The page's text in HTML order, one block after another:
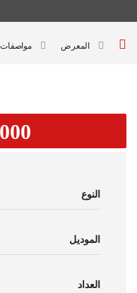
المعرض مواصفات
النوع
الموديل
العداد